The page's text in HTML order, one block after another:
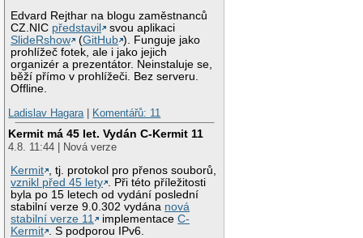
Edvard Rejthar na blogu zaměstnanců
CZ.NIC představil
svou aplikaci
SlideRshow
(GitHub ). Funguje jako
prohlížeč fotek, ale i jako jejich
organizér a prezentátor. Neinstaluje se,
běží přímo v prohlížeči. Bez serveru.
Offline.
Ladislav Hagara | Komentářů: 11
Kermit má 45 let. Vydán C-Kermit 11
4.8. 11:44 | Nová verze
Kermit , tj. protokol pro přenos souborů,
vznikl před 45 lety . Při této příležitosti
byla po 15 letech od vydání poslední
stabilní verze 9.0.302 vydána nová
stabilní verze 11
implementaceC-
Kermit . S podporou IPv6.